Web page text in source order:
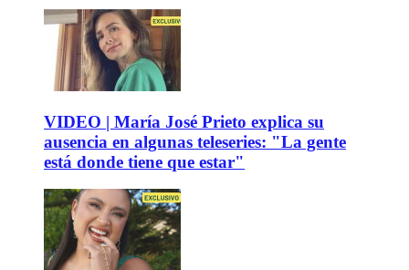
VIDEO | María José Prieto explica su
ausencia en algunas teleseries: "La gente
está donde tiene que estar"